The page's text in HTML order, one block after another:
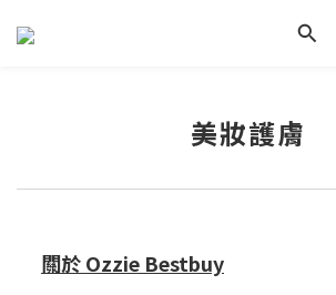
美妝護膚
關於 Ozzie Bestbuy